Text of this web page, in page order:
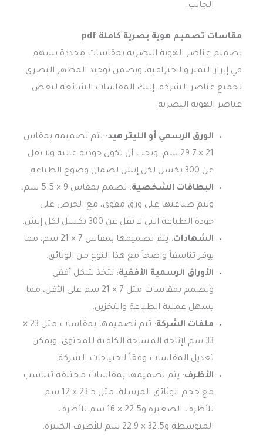
الجانب.
مقاسات تصميم هوية بصرية كاملة pdf
تصميم عناصر الهوية البصرية بمقاسات محددة يسهم
في إبراز التميز والاحترافية، ويضمن توحيد المظهر البصري
لجميع عناصر الشركة. إليك المقاسات الشائعة لبعض
عناصر الهوية البصرية:
الورق الرسمي أو الليتر هيد: يتم تصميمه بمقاس
21 × 29.7 سم، ويجب أن تكون جودته عالية ولا تقل
عن 300 بكسل لكل إنش لضمان وضوح الطباعة.
البطاقات الشخصية
: تصمم بمقاس 9 × 5.5 سم،
ويتم طباعتها على ورق مقوى، مع الحرص على
جودة الطباعة التي لا تقل عن 300 بكسل لكل إنش.
الشهادات
: يتم تصميمها بمقاس 7 × 21 سم، مما
يوفر تناسقاً واضحاً مع هذا النوع من الوثائق.
الأوراق الرسمية الأفقية: تتخذ شكل أفقي
وتصمم بمقاسات مثل 7 × 21 سم على الأقل، مما
يسهل عملية الطباعة والتخزين.
ملفات الشركة
: تتم تصميمها بمقاسات مثل 23 ×
33 سم لإتاحة المساحة الكافية للمحتوى، ويمكن
تعديل المقاسات وفقاً لاحتياجات الشركة.
الأظرف: يتم تصميمها بمقاسات مختلفة تتناسب
مع حجم الوثائق المرسلة، مثل 23.5 × 12 سم
للأظرف الصغيرة و22.5 × 16 سم للأظرف
المتوسطة و32.5 × 22.9 سم للأظرف الكبيرة.